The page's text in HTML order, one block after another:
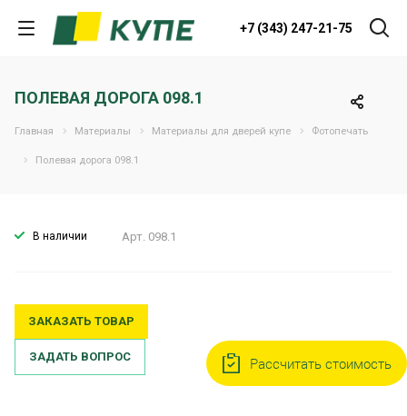
+7 (343) 247-21-75
ПОЛЕВАЯ ДОРОГА 098.1
Главная Материалы Материалы для дверей купе Фотопечать
Полевая дорога 098.1
В наличии Арт. 098.1
ЗАКАЗАТЬ ТОВАР
ЗАДАТЬ ВОПРОС Рассчитать стоимость